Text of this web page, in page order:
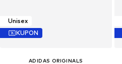
Unisex
KUPON
ADIDAS ORIGINALS